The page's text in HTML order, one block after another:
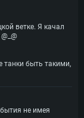
ветке. Я качал
танки быть такими,
не имея